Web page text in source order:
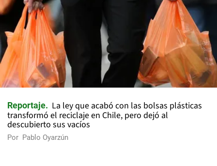
Reportaje
La ley que acabó con las bolsas plásticas
transformó el reciclaje en Chile, pero dejó al
descubierto sus vacíos
Por Pablo Oyarzún